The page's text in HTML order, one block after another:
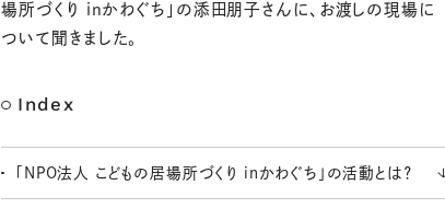
場所づくり inかわぐち」の添田朋子さんに、お渡しの現場に
ついて聞きました。
Index
「NPO法人 こどもの居場所づくり inかわぐち」の活動とは？